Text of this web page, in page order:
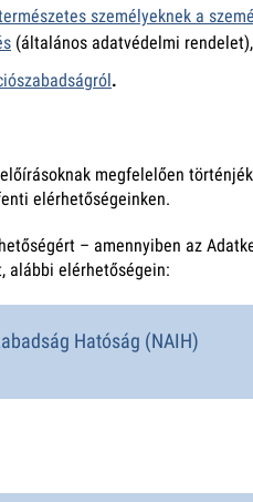
személyeknek a
(általános adatvédelmi
.
megfelelően
elérhetőségeinken.
– amennyiben az
alábbi elérhetőségein:
Hatóság (NAIH)